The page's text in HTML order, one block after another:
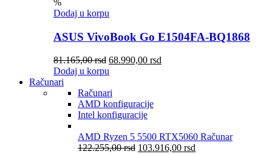
Dodaj u korpu
ASUS VivoBook Go E1504FA-BQ1868
81.165,00rsd 68.990,00 rsd
Dodaj u korpu
Računari
Računari
AMD konfiguracije
Intel konfiguracije
AMD Ryzen 5 5500 RTX5060 Računar
122.255,00rsd 103.916,00 rsd